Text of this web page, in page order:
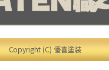
Copyright (C) 優喜塗装